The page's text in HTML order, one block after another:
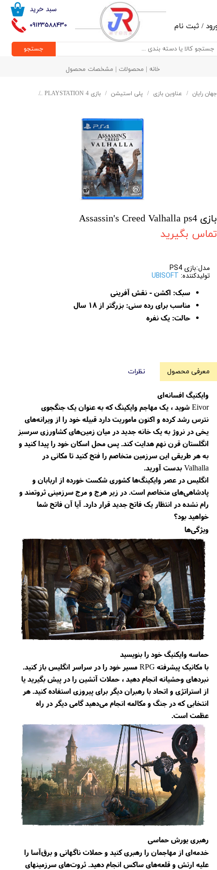
09123588430
۰ سبد خرید
/ ثبت نام
حساب کاربری من
تغییر گذر واژه
جستجو
خانه | محصولات | مشخصات محصول
جهان رایان عناوین بازی پلی استیشن بازی PLAYSTATION 4
بازی Assassin's Creed Valhalla ps4
تماس بگیرید
مدل:بازی PS4
تولیدکننده: UBISOFT
سبک: اکشن - نقش آفرینی
مناسب برای رده سنی: بزرگتر از ۱۸ سال
حالت: یک نفره
معرفی محصول نظرات
وایکنیگ افسانه‌ای
Eivor شوید ، یک مهاجم وایکینگ که به عنوان یک جنگجوی
نترس رشد کرده و اکنون ماموریت دارد قبیله خود را از ویرانه‌های
یخی در نروژ به یک خانه جدید در میان زمین‌های کشاورزی سرسبز
انگلستان قرن نهم هدایت کند. پس محل اسکان خود را پیدا کنید و
به هر طریقی این سرزمین متخاصم را فتح کنید تا مکانی در
Valhalla بدست آورید.
انگلیس در عصر وایکینگ‌ها کشوری شکست خورده از اربابان و
پادشاهی‌های متخاصم است. در زیر هرج و مرج سرزمینی ثروتمند و
رام نشده در انتظار یک فاتح جدید قرار دارد. آیا آن فاتح شما
خواهید بود؟
ویژگی‌ها
حماسه وایکنیگ خود را بنویسید
با مکانیک پیشرفته RPG مسیر خود را در سراسر انگلیس باز کنید.
نبردهای وحشیانه انجام دهید ، حملات آتشین را در پیش بگیرید یا
از استراتژی و اتحاد با رهبران دیگر برای پیروزی استفاده کنید. هر
انتخابی که در جنگ و مکالمه انجام می‌دهید گامی دیگر در راه
عظمت است.
رهبری یورش حماسی
خدمه‌ای از مهاجمان را رهبری کنید و حملات ناگهانی و برق‌آسا را
علیه ارتش و قلعه‌های ساکس انجام دهید. ثروت‌های سرزمینهای